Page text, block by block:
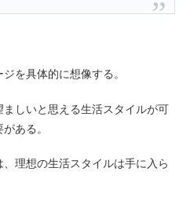
を具体的に想像する。
しいと思える生活スタイルが可
ある。
理想の生活スタイルは手に入ら